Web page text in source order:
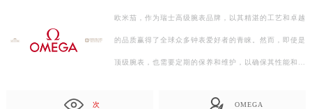
欧米茄，作为瑞士高级腕表品牌，以其精湛的工艺和卓越
的品质赢得了全球众多钟表爱好者的青睐。然而，即使是
顶级腕表，也需要定期的保养和维护，以确保其性能和美
次 OMEGA